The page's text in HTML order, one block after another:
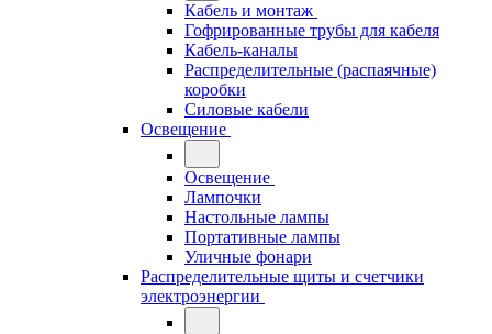
Кабель и монтаж
Гофрированные трубы для кабеля
Кабель-каналы
Распределительные (распаячные)
коробки
Силовые кабели
Освещение
Освещение
Лампочки
Настольные лампы
Портативные лампы
Уличные фонари
Распределительные щиты и счетчики
электроэнергии